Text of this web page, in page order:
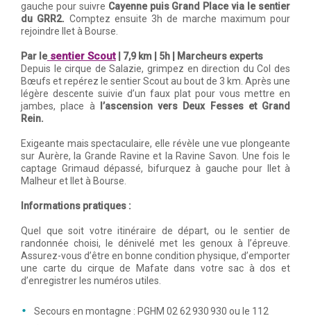
gauche pour suivre Cayenne puis Grand Place via le sentier
du GRR2. Comptez ensuite 3h de marche maximum pour
rejoindre Ilet à Bourse.
Par lesentier Scout | 7,9 km | 5h ­­­| Marcheurs experts
Depuis le cirque de Salazie, grimpez en direction du Col des
Bœufs et repérez le sentier Scout au bout de 3 km. Après une
légère descente suivie d’un faux plat pour vous mettre en
jambes, place à
l’ascension vers Deux Fesses et Grand
Rein.
Exigeante mais spectaculaire, elle révèle une vue plongeante
sur Aurère, la Grande Ravine et la Ravine Savon. Une fois le
captage Grimaud dépassé, bifurquez à gauche pour Ilet à
Malheur et Ilet à Bourse.
Informations pratiques :
Quel que soit votre itinéraire de départ, ou le sentier de
randonnée choisi, le dénivelé met les genoux à l’épreuve.
Assurez-vous d’être en bonne condition physique, d’emporter
une carte du cirque de Mafate dans votre sac à dos et
d’enregistrer les numéros utiles.
Secours en montagne : PGHM 02 62 930 930 ou le 112